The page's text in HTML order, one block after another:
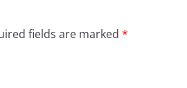
fields are marked *